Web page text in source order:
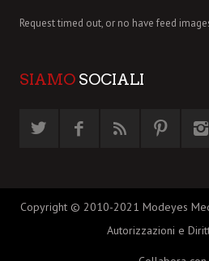
Request timed out, or no have feed
SIAMO SOCIALI
Copyright © 2010-2021 Modeyes
Autorizzazioni e